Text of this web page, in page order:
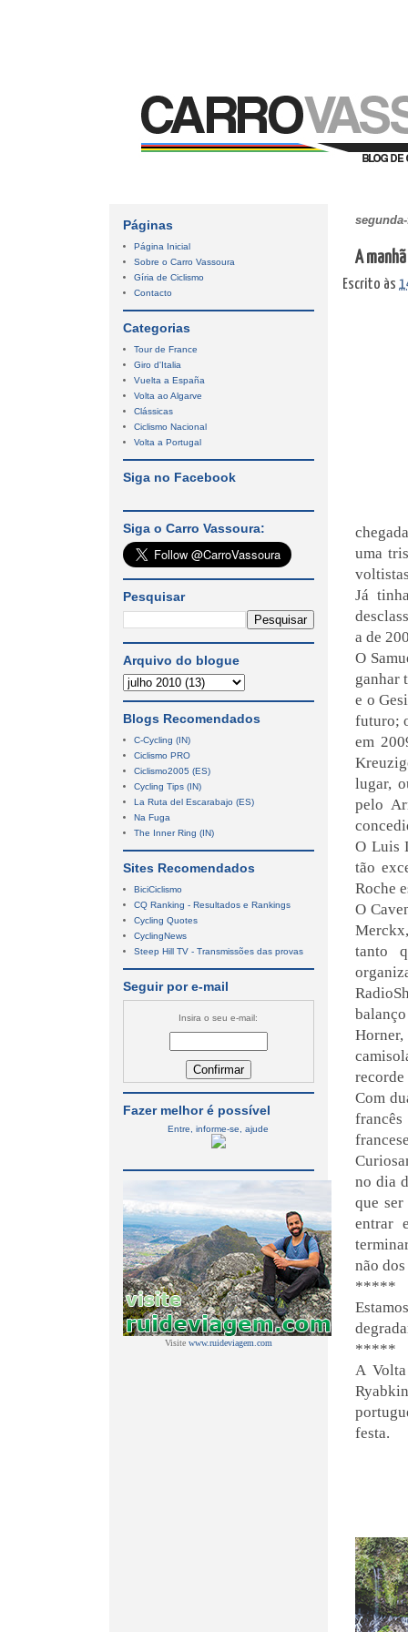
A
Escrito às
uma
Já
a de
O
ganhar
e o
futuro;
em
lugar,
pelo
O Luis
tão
Roche
O
tanto
Com
no dia
que
entrar
não
*****
*****
A
festa.
Páginas
Página Inicial
Sobre o Carro Vassoura
Gíria de Ciclismo
Contacto
Categorias
Tour de France
Giro d'Italia
Vuelta a España
Volta ao Algarve
Clássicas
Ciclismo Nacional
Volta a Portugal
Siga no Facebook
Siga o Carro Vassoura:
Pesquisar
Arquivo do blogue
Blogs Recomendados
C-Cycling (IN)
Ciclismo PRO
Ciclismo2005 (ES)
Cycling Tips (IN)
La Ruta del Escarabajo (ES)
Na Fuga
The Inner Ring (IN)
Sites Recomendados
BiciCiclismo
CQ Ranking - Resultados e Rankings
Cycling Quotes
CyclingNews
Steep Hill TV - Transmissões das provas
Seguir por e-mail
Insira o seu e-mail:
Fazer melhor é possível
Entre, informe-se, ajude
Visite www.ruideviagem.com